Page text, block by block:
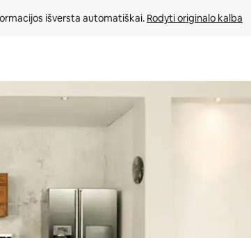
išversta automatiškai. Rodyti originalo kalba